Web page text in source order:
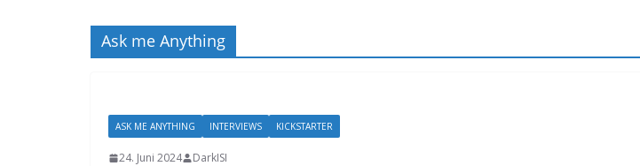
Ask me Anything
ASK ME ANYTHING INTERVIEWS KICKSTARTER
24. Juni 2024 DarkISI